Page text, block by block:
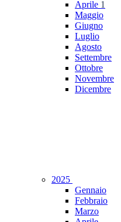
Aprile 1
Maggio
Giugno
Luglio
Agosto
Settembre
Ottobre
Novembre
Dicembre
2025
Gennaio
Febbraio
Marzo